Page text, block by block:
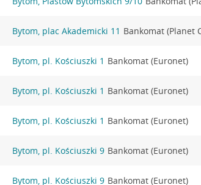
Bytom, plac Akademicki 11 Bankomat (Planet
Bytom, pl. Kościuszki 1 Bankomat (Euronet)
Bytom, pl. Kościuszki 1 Bankomat (Euronet)
Bytom, pl. Kościuszki 1 Bankomat (Euronet)
Bytom, pl. Kościuszki 9 Bankomat (Euronet)
Bytom, pl. Kościuszki 9 Bankomat (Euronet)